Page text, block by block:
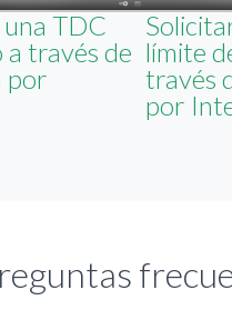
TDC
a través de
por
límite
través
por